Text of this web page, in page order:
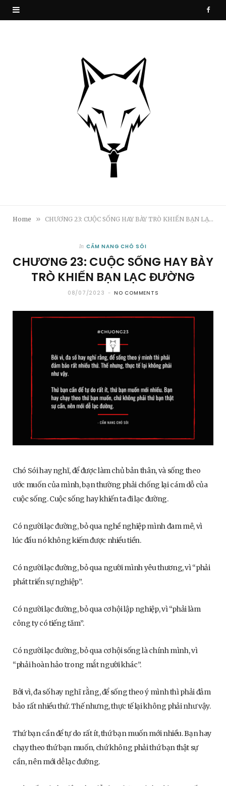
F
Home » CHƯƠNG 23: CUỘC SỐNG HAY BÀY TRÒ KHIẾN BẠN LẠC ĐƯỜNG
In CẨM NANG CHÓ SÓI
CHƯƠNG 23: CUỘC SỐNG HAY BÀY
TRÒ KHIẾN BẠN LẠC ĐƯỜNG
08/07/2023 NO COMMENTS
Chó Sói hay nghĩ, để được làm chủ bản thân, và sống theo
ước muốn của mình, bạn thường phải chống lại cám dỗ của
cuộc sống. Cuộc sống hay khiến ta đi lạc đường.
Có người lạc đường, bỏ qua nghề nghiệp mình đam mê, vì
lúc đầu nó không kiếm được nhiều tiền.
Có người lạc đường, bỏ qua người mình yêu thương, vì “phải
phát triển sự nghiệp”.
Có người lạc đường, bỏ qua cơ hội lập nghiệp, vì “phải làm
công ty có tiếng tăm”.
Có người lạc đường, bỏ qua cơ hội sống là chính mình, vì
“phải hoàn hảo trong mắt người khác”.
Bởi vì, đa số hay nghĩ rằng, để sống theo ý mình thì phải đảm
bảo rất nhiều thứ. Thế nhưng, thực tế lại không phải như vậy.
Thứ bạn cần để tự do rất ít, thứ bạn muốn mới nhiều. Bạn hay
chạy theo thứ bạn muốn, chứ không phải thứ bạn thật sự
cần, nên mới dễ lạc đường.